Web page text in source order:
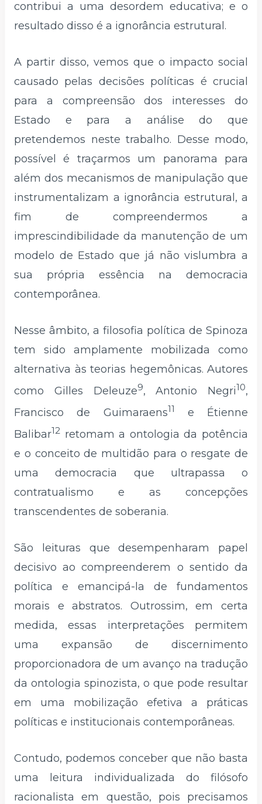
contribui a uma desordem educativa; e o
resultado disso é a ignorância estrutural.
A partir disso, vemos que o impacto social
causado pelas decisões políticas é crucial
para a compreensão dos interesses do
Estado e para a análise do que
pretendemos neste trabalho. Desse modo,
possível é traçarmos um panorama para
além dos mecanismos de manipulação que
instrumentalizam a ignorância estrutural, a
fim de compreendermos a
imprescindibilidade da manutenção de um
modelo de Estado que já não vislumbra a
sua própria essência na democracia
contemporânea.
Nesse âmbito, a filosofia política de Spinoza
tem sido amplamente mobilizada como
alternativa às teorias hegemônicas. Autores
como Gilles Deleuze9, Antonio Negri10,
Francisco de Guimaraens11
e Étienne
Balibar12 retomam a ontologia da potência
e o conceito de multidão para o resgate de
uma democracia que ultrapassa o
contratualismo e as concepções
transcendentes de soberania.
São leituras que desempenharam papel
decisivo ao compreenderem o sentido da
política e emancipá-la de fundamentos
morais e abstratos. Outrossim, em certa
medida, essas interpretações permitem
uma expansão de discernimento
proporcionadora de um avanço na tradução
da ontologia spinozista, o que pode resultar
em uma mobilização efetiva a práticas
políticas e institucionais contemporâneas.
Contudo, podemos conceber que não basta
uma leitura individualizada do filósofo
racionalista em questão, pois precisamos